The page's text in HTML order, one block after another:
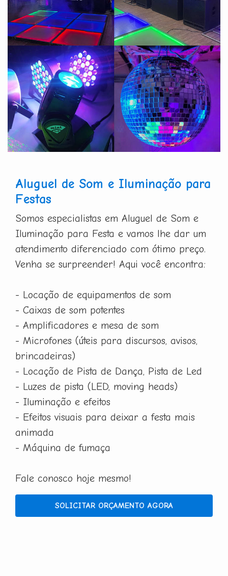
Aluguel de Som e Iluminação para
Festas
Somos especialistas em Aluguel de Som e
Iluminação para Festa e vamos lhe dar um
atendimento diferenciado com ótimo preço.
Venha se surpreender! Aqui você encontra:
- Locação de equipamentos de som
- Caixas de som potentes
- Amplificadores e mesa de som
- Microfones (úteis para discursos, avisos,
brincadeiras)
- Locação de Pista de Dança, Pista de Led
- Luzes de pista (LED, moving heads)
- Iluminação e efeitos
- Efeitos visuais para deixar a festa mais
animada
- Máquina de fumaça
Fale conosco hoje mesmo!
SOLICITAR ORÇAMENTO AGORA